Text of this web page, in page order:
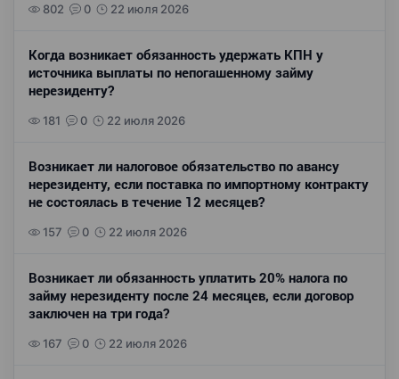
802 0 22 июля 2026
Когда возникает обязанность удержать КПН у
источника выплаты по непогашенному займу
нерезиденту?
181 0 22 июля 2026
Возникает ли налоговое обязательство по авансу
нерезиденту, если поставка по импортному контракту
не состоялась в течение 12 месяцев?
157 0 22 июля 2026
Возникает ли обязанность уплатить 20% налога по
займу нерезиденту после 24 месяцев, если договор
заключен на три года?
167 0 22 июля 2026